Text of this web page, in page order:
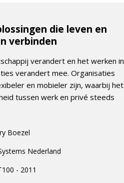
die leven en
verbinden
verandert en het werken in
verandert mee. Organisaties
en mobieler zijn, waarbij het
tussen werk en privé steeds
Boezel
Nederland
- 2011